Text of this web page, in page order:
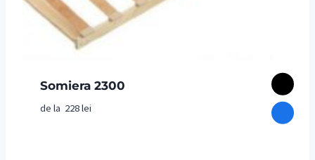
Somiera 2300
de la 228lei